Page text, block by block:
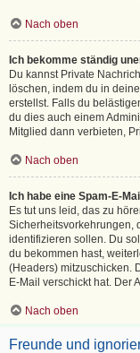
Nach oben
Ich bekomme ständig
Du kannst Private
löschen, indem du in
erstellst. Falls du
du dies auch einem
Mitglied dann verbieten,
Nach oben
Ich habe eine Spam-E-
Es tut uns leid, das zu
Sicherheitsvorkehrungen,
identifizieren sollen. Du
du bekommen hast,
(Headers) mitzuschicken.
E-Mail verschickt hat. Der
Nach oben
Freunde und